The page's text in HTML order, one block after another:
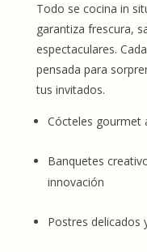
Todo se cocina in
garantiza frescura,
espectaculares.
pensada para
tus invitados.
Cócteles gourmet
Banquetes
innovación
Postres delicados